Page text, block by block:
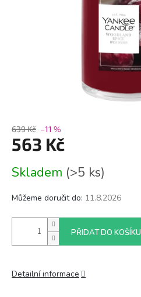
639 Kč –11 %
563 Kč
cena:
Skladem (>5 ks)
Můžeme doručit do: 11.8.2026
PŘIDAT DO KOŠÍKU
Detailní informace